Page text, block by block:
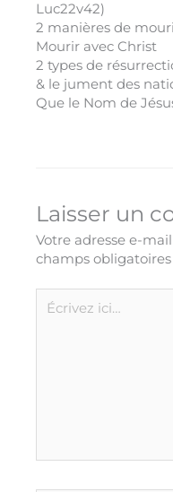
Luc22v42)
2 manières de
Mourir avec Christ
2 types de
& le jument des
Que le Nom de
Laisser un
Votre adresse e-
champs
ici…